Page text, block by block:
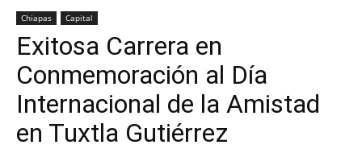
Chiapas Capital
Exitosa Carrera en
Conmemoración al Día
Internacional de la Amistad
en Tuxtla Gutiérrez